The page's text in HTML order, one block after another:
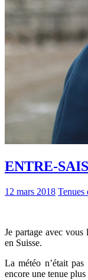
ENTRE-
12 mars 2018 Tenues
Je partage avec
en Suisse.
La météo n’était
encore une tenue